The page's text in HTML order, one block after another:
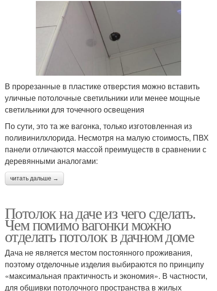
В прорезанные в пластике отверстия можно вставить
уличные потолочные светильники или менее мощные
светильники для точечного освещения
По сути, это та же вагонка, только изготовленная из
поливинилхлорида. Несмотря на малую стоимость, ПВХ
панели отличаются массой преимуществ в сравнении с
деревянными аналогами:
читать дальше →
Потолок на даче из чего сделать.
Чем помимо вагонки можно
отделать потолок в дачном доме
Дача не является местом постоянного проживания,
поэтому отделочные изделия выбираются по принципу
«максимальная практичность и экономия». В частности,
для обшивки потолочного пространства в жилых